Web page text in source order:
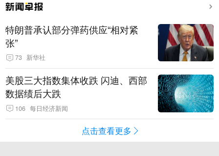
特朗普承认部分弹药供应“相对紧
张”
73 新华社
美股三大指数集体收跌 闪迪、西部
数据绩后大跌
106 每日经济新闻
点击查看更多